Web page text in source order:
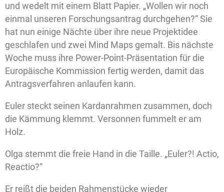
und wedelt mit einem Blatt Papier. „Wollen wir noch
einmal unseren Forschungsantrag durchgehen?“ Sie
hat nun einige Nächte über ihre neue Projektidee
geschlafen und zwei Mind Maps gemalt. Bis nächste
Woche muss ihre Power-Point-Präsentation für die
Europäische Kommission fertig werden, damit das
Antragsverfahren anlaufen kann.
Euler steckt seinen Kardanrahmen zusammen, doch
die Kämmung klemmt. Versonnen fummelt er am
Holz.
Olga stemmt die freie Hand in die Taille. „Euler?! Actio,
Reactio?“
Er reißt die beiden Rahmenstücke wieder